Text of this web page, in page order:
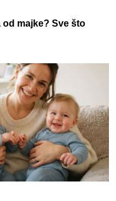
od majke? Sve što